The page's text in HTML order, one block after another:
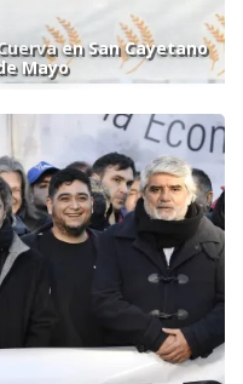
en San Cayetano
Mayo